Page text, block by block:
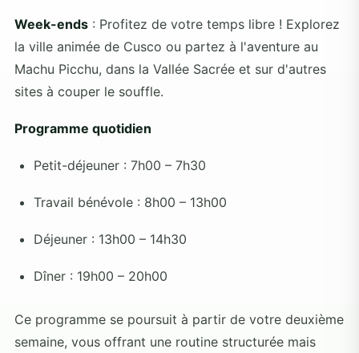
Week-ends : Profitez de votre temps libre ! Explorez
la ville animée de Cusco ou partez à l'aventure au
Machu Picchu, dans la Vallée Sacrée et sur d'autres
sites à couper le souffle.
Programme quotidien
Petit-déjeuner : 7h00 – 7h30
Travail bénévole : 8h00 – 13h00
Déjeuner : 13h00 – 14h30
Dîner : 19h00 – 20h00
Ce programme se poursuit à partir de votre deuxième
semaine, vous offrant une routine structurée mais